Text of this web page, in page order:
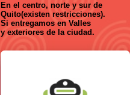
En el centro, norte y sur de
Quito(existen restricciones).
Si entregamos en Valles
y exteriores de la ciudad.